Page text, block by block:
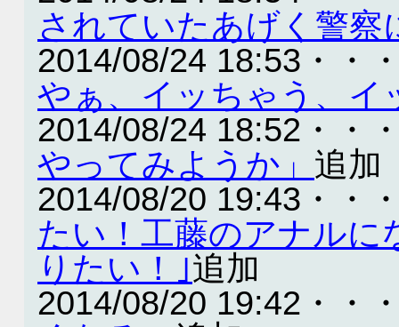
されていたあげく警
2014/08/24 18:53・・
やぁ、イッちゃう、イ
2014/08/24 18:52・・
やってみようか」 追加
2014/08/20 19:43・・
たい！工藤のアナルに
りたい！｣追加
2014/08/20 19:42・・